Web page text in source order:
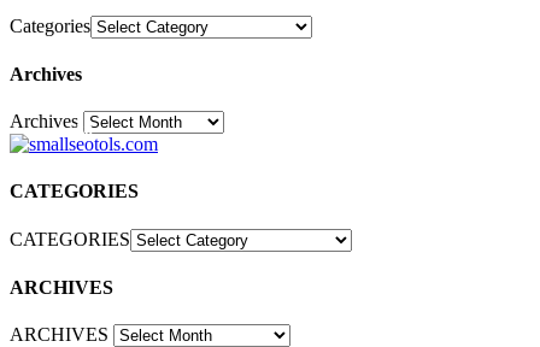
Categories
Archives
Archives30
CATEGORIES
CATEGORIES
ARCHIVES
ARCHIVES